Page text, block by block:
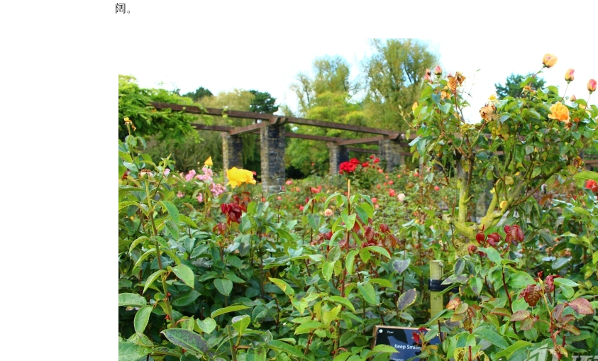
阔。